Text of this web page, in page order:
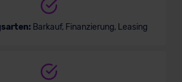
Barkauf, Finanzierung, Leasing